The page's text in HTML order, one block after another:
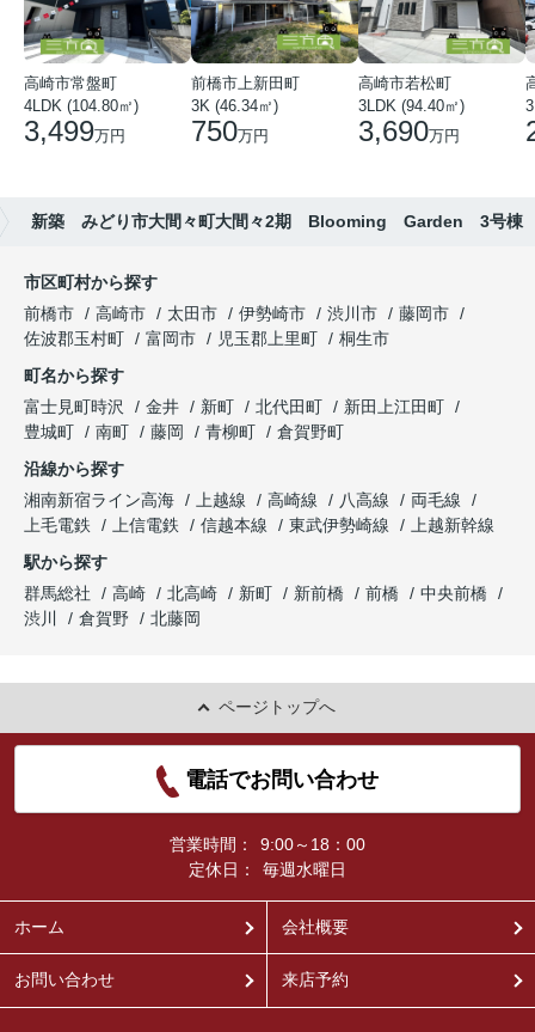
高崎市常盤町
4LDK (104.80㎡)
3,499万円
前橋市上新田町
3K (46.34㎡)
750万円
高崎市若松町
3LDK (94.40㎡)
3,690万円
新築 みどり市大間々町大間々2期 Blooming Garden 3号棟
市区町村から探す
前橋市
高崎市 太田市 伊勢崎市 渋川市
藤岡市
佐波郡玉村町
富岡市 児玉郡上里町
桐生市
町名から探す
富士見町時沢
金井 新町 北代田町
新田上江田町
豊城町
南町 藤岡 青柳町
倉賀野町
沿線から探す
湘南新宿ライン高海
上越線 高崎線 八高線
両毛線
上毛電鉄
上信電鉄 信越本線 東武伊勢崎線
上越新幹線
駅から探す
群馬総社
高崎 北高崎 新町 新前橋 前橋
中央前橋
渋川
倉賀野 北藤岡
ページトップへ
電話でお問い合わせ
営業時間：
9:00～18：00
定休日：
毎週水曜日
ホーム 会社概要
お問い合わせ 来店予約